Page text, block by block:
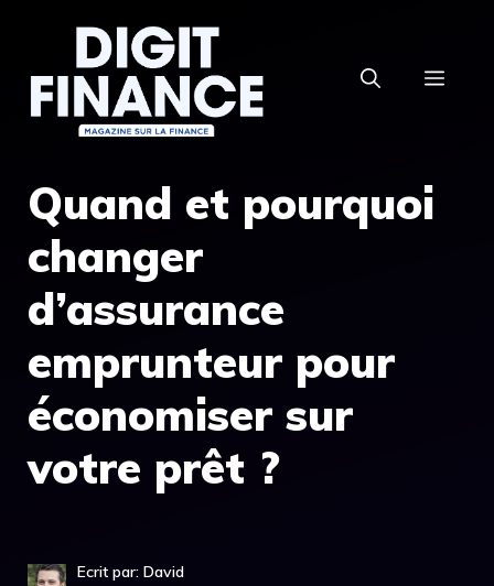
contenu
Quand et pourquoi
changer
d’assurance
emprunteur pour
économiser sur
votre prêt ?
Ecrit par: David